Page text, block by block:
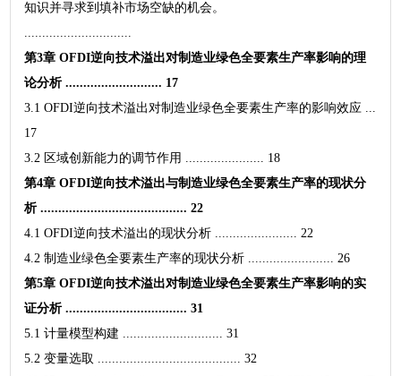
知识并寻求到填补市场空缺的机会。
..............................
第3章 OFDI逆向技术溢出对制造业绿色全要素生产率影响的理
论分析 ........................... 17
3.1 OFDI逆向技术溢出对制造业绿色全要素生产率的影响效应 ...
17
3.2 区域创新能力的调节作用 ...................... 18
第4章 OFDI逆向技术溢出与制造业绿色全要素生产率的现状分
析 ......................................... 22
4.1 OFDI逆向技术溢出的现状分析 ....................... 22
4.2 制造业绿色全要素生产率的现状分析 ........................ 26
第5章 OFDI逆向技术溢出对制造业绿色全要素生产率影响的实
证分析 .................................. 31
5.1 计量模型构建 ............................ 31
5.2 变量选取 ........................................ 32